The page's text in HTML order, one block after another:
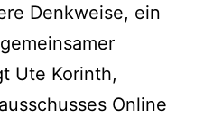
Denkweise, ein
Ute Korinth,
Online